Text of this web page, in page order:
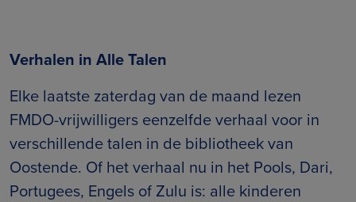
Verhalen in Alle Talen
Elke laatste zaterdag van de maand lezen
FMDO-vrijwilligers eenzelfde verhaal voor in
verschillende talen in de bibliotheek van
Oostende. Of het verhaal nu in het Pools, Dari,
Portugees, Engels of Zulu is: alle kinderen